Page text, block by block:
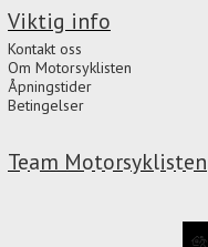
Team Motorsyklisten
Viktig info
Kontakt oss
Om Motorsyklisten
Åpningstider
Betingelser